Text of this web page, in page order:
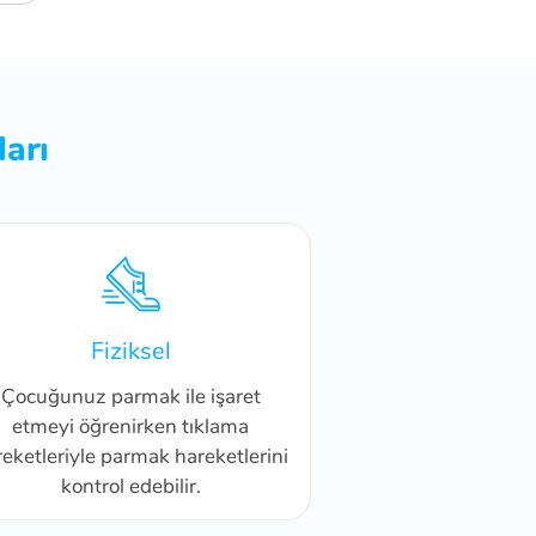
Fiziksel
Çocuğunuz parmak ile işaret
etmeyi öğrenirken tıklama
parmak hareketlerini
kontrol edebilir.